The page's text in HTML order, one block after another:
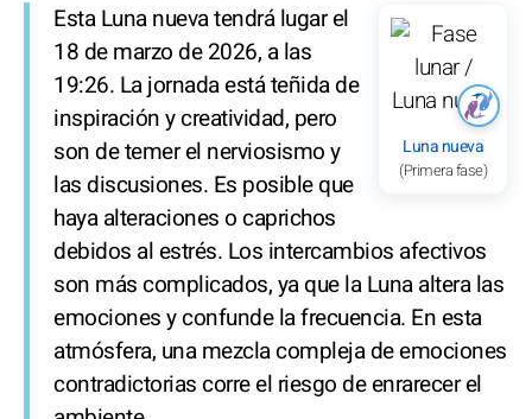
Luna nueva
(Primera fase)
Esta Luna nueva tendrá lugar el
18 de marzo de 2026, a las
19:26. La jornada está teñida de
inspiración y creatividad, pero
son de temer el nerviosismo y
las discusiones. Es posible que
haya alteraciones o caprichos
debidos al estrés. Los intercambios afectivos
son más complicados, ya que la Luna altera las
emociones y confunde la frecuencia. En esta
atmósfera, una mezcla compleja de emociones
contradictorias corre el riesgo de enrarecer el